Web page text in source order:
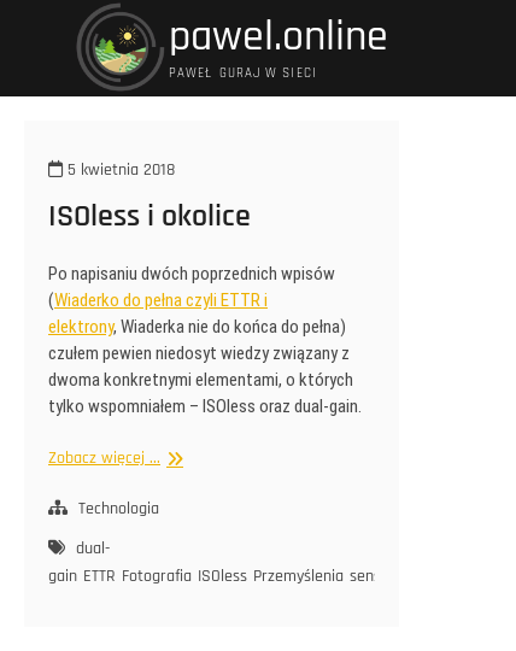
pawel.online
PAWEŁ GURAJ W SIECI
5 kwietnia 2018
ISOless i okolice
Po napisaniu dwóch poprzednich wpisów
(Wiaderko do pełna czyli ETTR i
elektrony, Wiaderka nie do końca do pełna)
czułem pewien niedosyt wiedzy związany z
dwoma konkretnymi elementami, o których
tylko wspomniałem – ISOless oraz dual-gain.
Zobacz więcej ... ISOless
Technologia
dual-
gain ETTR Fotografia ISOless Przemyślenia sensor